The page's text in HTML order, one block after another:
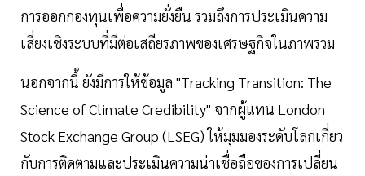
การออกกองทุนเพื่อความยั่งยืน รวมถึงการประเมินความ
เสี่ยงเชิงระบบที่มีต่อเสถียรภาพของเศรษฐกิจในภาพรวม
นอกจากนี้ ยังมีการให้ข้อมูล "Tracking Transition: The
Science of Climate Credibility" จากผู้แทน London
Stock Exchange Group (LSEG) ให้มุมมองระดับโลกเกี่ยว
กับการติดตามและประเมินความน่าเชื่อถือของการเปลี่ยน